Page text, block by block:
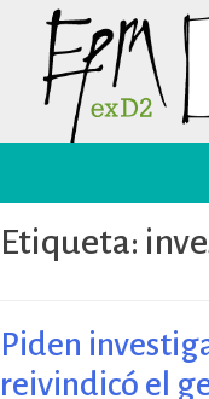
content
Derechos Humanos
ex-D2) es un sitio
preservación y difusión
promoción de los
humanos. Sus
Etiqueta:
Piden
reivindicó el